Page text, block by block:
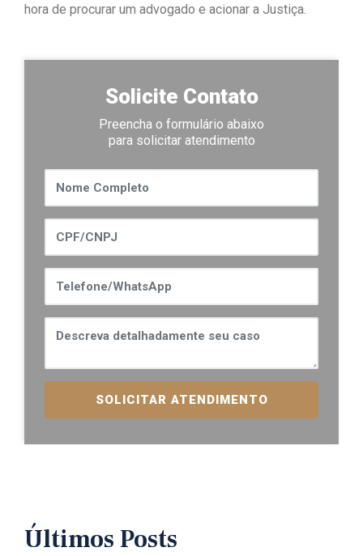
hora de procurar um advogado e acionar a Justiça.
Solicite Contato
Preencha o formulário abaixo
para solicitar atendimento
SOLICITAR ATENDIMENTO
Últimos Posts